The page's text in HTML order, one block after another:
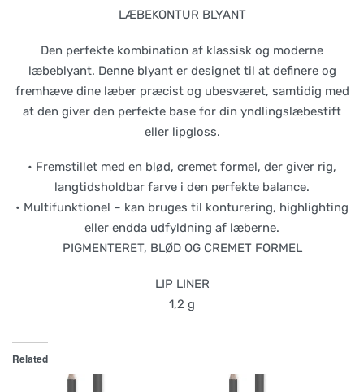
LÆBEKONTUR BLYANT
Den perfekte kombination af klassisk og moderne
læbeblyant. Denne blyant er designet til at definere og
fremhæve dine læber præcist og ubesværet, samtidig med
at den giver den perfekte base for din yndlingslæbestift
eller lipgloss.
• Fremstillet med en blød, cremet formel, der giver rig,
langtidsholdbar farve i den perfekte balance.
• Multifunktionel – kan bruges til konturering, highlighting
eller endda udfyldning af læberne.
PIGMENTERET, BLØD OG CREMET FORMEL
LIP LINER
1,2 g
Related